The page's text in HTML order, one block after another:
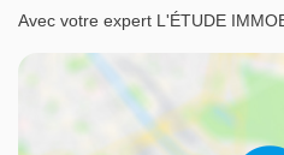
Avec votre expert L'ÉTUDE